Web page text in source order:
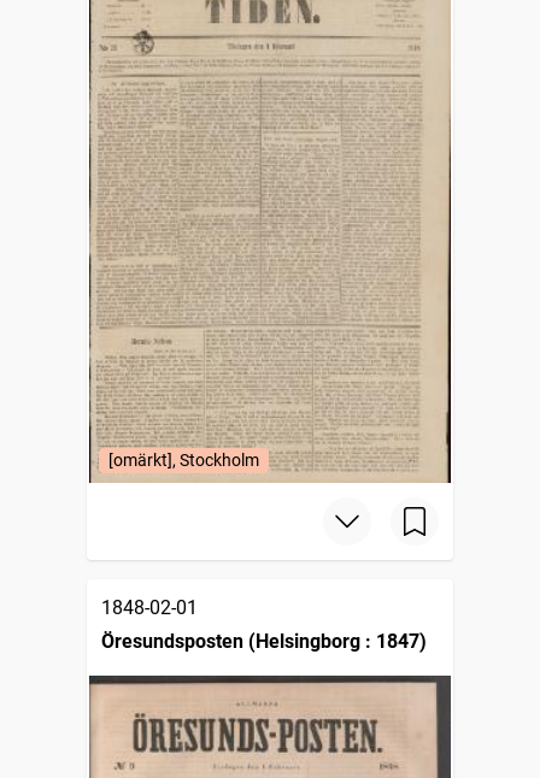
[omärkt], Stockholm
1848-02-01
Öresundsposten (Helsingborg : 1847)